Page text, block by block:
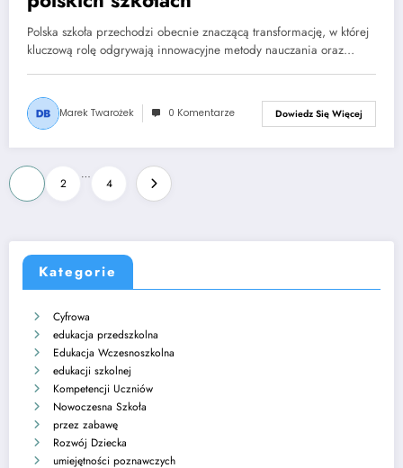
Polska szkoła przechodzi obecnie znaczącą transformację, w której
kluczową rolę odgrywają innowacyjne metody nauczania oraz…
Marek Twarożek 0 Komentarze Dowiedz Się Więcej
Stronicowanie
wpisów
2
…
4
Kategorie
Cyfrowa
edukacja przedszkolna
Edukacja Wczesnoszkolna
edukacji szkolnej
Kompetencji Uczniów
Nowoczesna Szkoła
przez zabawę
Rozwój Dziecka
umiejętności poznawczych